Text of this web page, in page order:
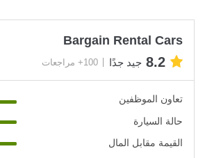
Bargain Rental Cars
8.2 جيد جدًا 100+ مراجعات
تعاون الموظفين
حالة السيارة
القيمة مقابل المال